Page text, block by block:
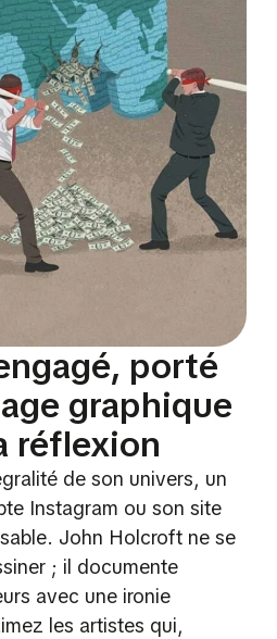
porté
graphique
réflexion
de son univers, un
Instagram ou son site
John Holcroft ne se
; il documente
avec une ironie
les artistes qui,